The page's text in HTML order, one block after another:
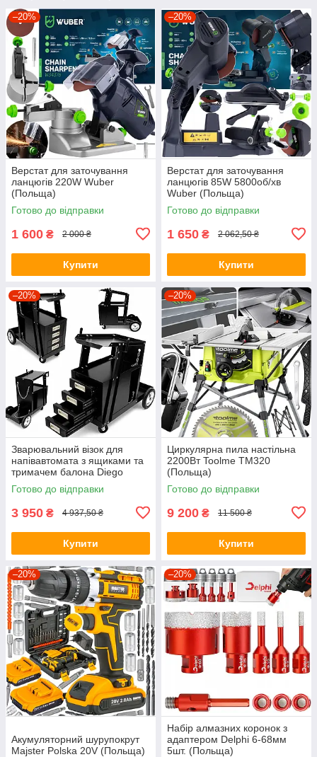
–20%
Верстат для заточування
ланцюгів 220W Wuber
(Польща)
Готово до відправки
1 600 ₴ 2 000 ₴
Купити
–20%
Верстат для заточування
ланцюгів 85W 5800об/хв
Wuber (Польща)
Готово до відправки
1 650 ₴ 2 062,50 ₴
Купити
–20%
Зварювальний візок для
напівавтомата з ящиками та
тримачем балона Diego
Готово до відправки
3 950 ₴ 4 937,50 ₴
Купити
–20%
Циркулярна пила настільна
2200Вт Toolme TM320
(Польща)
Готово до відправки
9 200 ₴ 11 500 ₴
Купити
–20%
Акумуляторний шурупокрут
Majster Polska 20V (Польща)
–20%
Набір алмазних коронок з
адаптером Delphi 6-68мм
5шт. (Польща)